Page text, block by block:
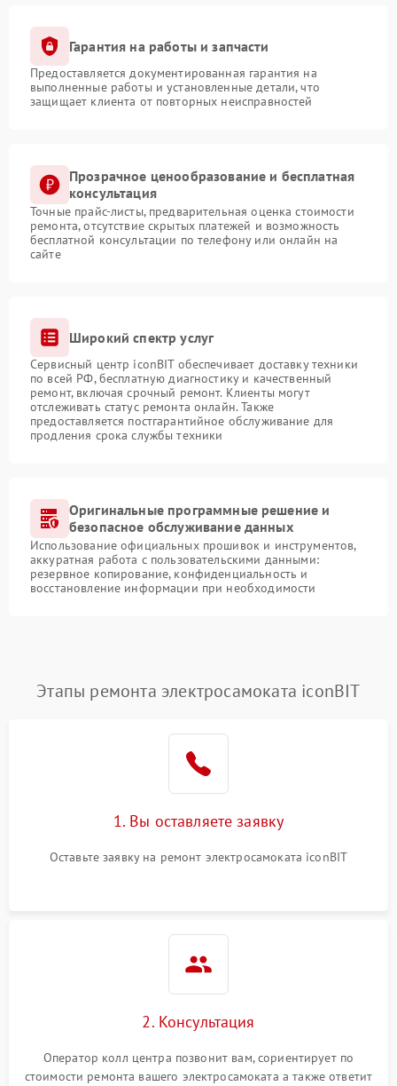
Гарантия на работы и запчасти
Предоставляется документированная гарантия на
выполненные работы и установленные детали, что
защищает клиента от повторных неисправностей
Прозрачное ценообразование и бесплатная
консультация
Точные прайс-листы, предварительная оценка стоимости
ремонта, отсутствие скрытых платежей и возможность
бесплатной консультации по телефону или онлайн на
сайте
Широкий спектр услуг
Сервисный центр iconBIT обеспечивает доставку техники
по всей РФ, бесплатную диагностику и качественный
ремонт, включая срочный ремонт. Клиенты могут
отслеживать статус ремонта онлайн. Также
предоставляется постгарантийное обслуживание для
продления срока службы техники
Оригинальные программные решение и
безопасное обслуживание данных
Использование официальных прошивок и инструментов,
аккуратная работа с пользовательскими данными:
резервное копирование, конфиденциальность и
восстановление информации при необходимости
Этапы ремонта электросамоката iconBIT
1. Вы оставляете заявку
Оставьте заявку на ремонт электросамоката iconBIT
2. Консультация
Оператор колл центра позвонит вам, сориентирует по
стоимости ремонта вашего электросамоката а также ответит